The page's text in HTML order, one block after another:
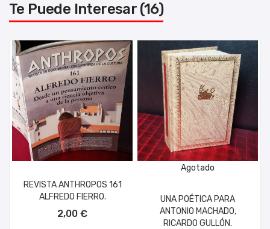
Te Puede Interesar (16)
REVISTA ANTHROPOS 161
ALFREDO FIERRO.
2,00 €
Agotado
UNA POÉTICA PARA
ANTONIO MACHADO,
RICARDO GULLÓN.